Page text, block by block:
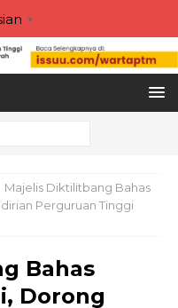
▼
Majelis Diktilitbang Bahas
Perguruan Tinggi
Bahas
Dorong